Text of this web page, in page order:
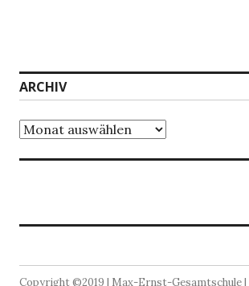
ARCHIV
Archiv
Copyright ©2019 | Max-Ernst-Gesamtschule |